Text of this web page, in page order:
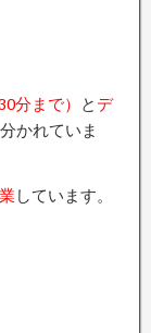
分まで） と デ
かれていま
しています。